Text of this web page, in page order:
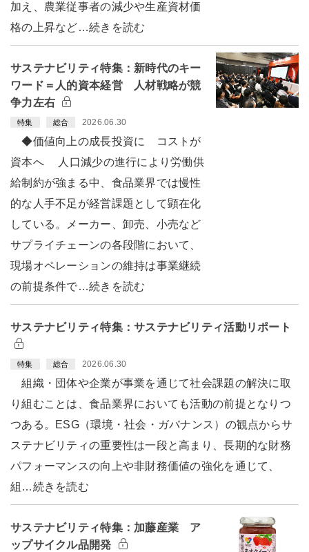
加え、農業従事者の減少や生産資材価
格の上昇など…続きを読む
サステナビリティ特集：新時代のキー
ワード＝人的資本経営 人材戦略が競
争力左右
特集 総合 2026.06.30
◆価値向上の成長投資に コストが
資本へ 人口減少の進行により労働供
給制約が強まる中、食品業界では慢性
的な人手不足が経営課題として顕在化
している。メーカー、卸売、小売など
サプライチェーンの各段階において、
現場オペレーションの維持は事業継続
の前提条件で…続きを読む
サステナビリティ特集：サステナビリティ活動リポート
特集 総合 2026.06.30
組織・団体や企業が事業を通じて社会課題の解決に取
り組むことは、食品業界においても活動の前提となりつ
つある。ESG（環境・社会・ガバナンス）の観点からサ
ステナビリティの重要性は一段と高まり、長期的な財務
パフォーマンスの向上や非財務価値の強化を通じて、
組…続きを読む
サステナビリティ特集：加藤産業 ア
ップサイクル品開発